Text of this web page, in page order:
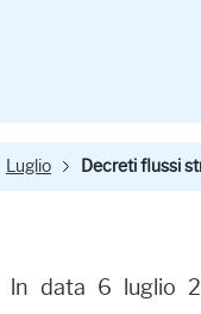
Luglio Decreti flussi
ln data 6 luglio